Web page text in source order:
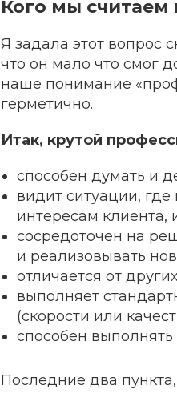
Кого мы
Я задала этот вопрос
что он мало что смог
наше понимание
герметично.
Итак, крутой
способен думать и
видит ситуации,
интересам клиента,
сосредоточен на
и реализовывать
отличается от
выполняет
(скорости или
способен
Последние два